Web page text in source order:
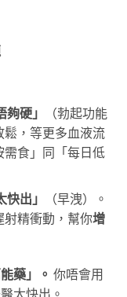
夠硬」
（勃起功能
，等更多血液流
需食」同「每日低
快出」
（早洩）。
射精衝動，幫你增
藥」。 ​ 你唔會用
太快出。